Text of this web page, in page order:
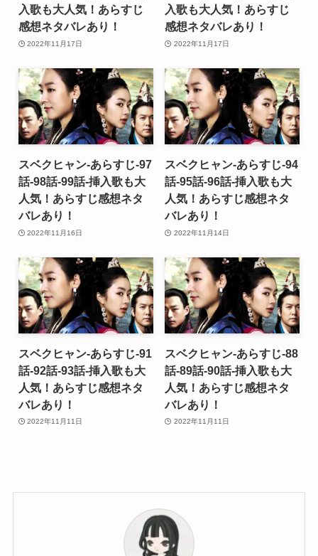
入歌も大人気！あらすじ
感想ネタバレあり！
2022年11月17日
入歌も大人気！あらすじ
感想ネタバレあり！
2022年11月17日
スベクヒャン-あらすじ-97
話-98話-99話-挿入歌も大
人気！あらすじ感想ネタ
バレあり！
2022年11月16日
スベクヒャン-あらすじ-94
話-95話-96話-挿入歌も大
人気！あらすじ感想ネタ
バレあり！
2022年11月14日
スベクヒャン-あらすじ-91
話-92話-93話-挿入歌も大
人気！あらすじ感想ネタ
バレあり！
2022年11月11日
スベクヒャン-あらすじ-88
話-89話-90話-挿入歌も大
人気！あらすじ感想ネタ
バレあり！
2022年11月11日